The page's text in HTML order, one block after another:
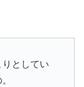
としてい